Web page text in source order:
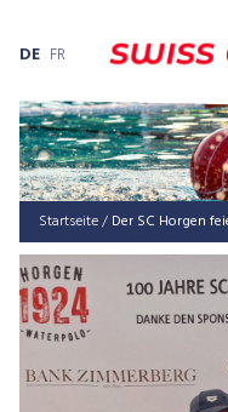
DE FR
Startseite/ Der SC Horgen